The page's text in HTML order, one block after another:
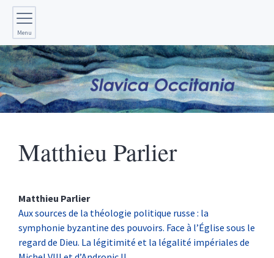
Menu
Matthieu Parlier
Matthieu Parlier
Aux sources de la théologie politique russe : la
symphonie byzantine des pouvoirs. Face à l’Église sous le
regard de Dieu. La légitimité et la légalité impériales de